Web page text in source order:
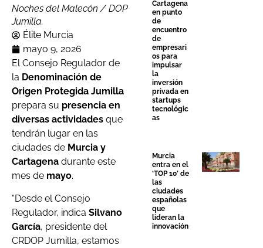
Noches del Malecón / DOP
Jumilla.
Élite Murcia
mayo 9, 2026
El Consejo Regulador de
la Denominación de
Origen Protegida Jumilla
prepara su presencia en
diversas actividades que
tendrán lugar en las
ciudades de Murcia y
Cartagena durante este
mes de mayo.
“Desde el Consejo
Regulador, indica Silvano
García, presidente del
CRDOP Jumilla, estamos
Cartagena
en punto
de
encuentro
de
empresari
os para
impulsar
la
inversión
privada en
startups
tecnológic
as
Murcia
entra en el
‘TOP 10’ de
las
ciudades
españolas
que
lideran la
innovación